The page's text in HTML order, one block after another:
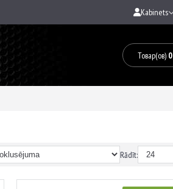
Kabinets
Товар(ов) 0
Rādīt: